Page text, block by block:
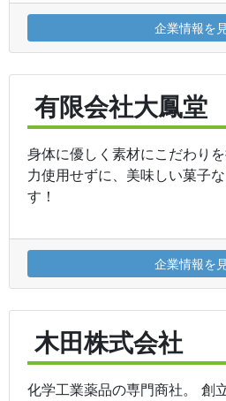
企業情報を
有限会社大鳳堂
身体に優しく素材にこだわり
力使用せずに、美味しい菓子
す！
企業情報を
木田株式会社
化学工業薬品の専門商社。 創